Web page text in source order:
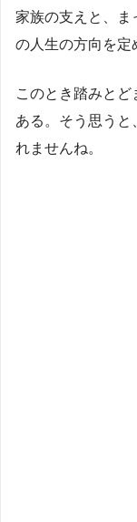
家族の支えと、ま
の人生の方向を定
このとき踏みと
ある。そう思うと
れませんね。